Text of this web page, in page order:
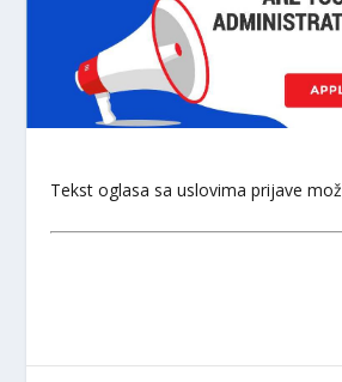
Tekst oglasa sa uslovima prijave